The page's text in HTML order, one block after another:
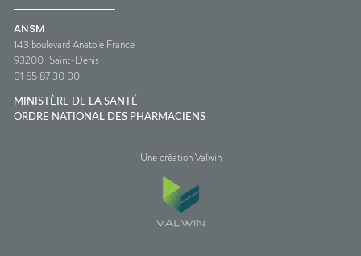
ANSM
143 boulevard Anatole France
93200 Saint-Denis
01 55 87 30 00
MINISTÈRE DE LA SANTÉ
ORDRE NATIONAL DES PHARMACIENS
Une création Valwin